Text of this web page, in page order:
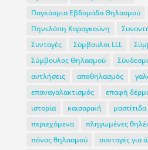
Παγκόσμια Εβδομάδα Θηλασμού
Πηνελόπη Καραγκούνη
Συνταγές
Σύμβουλοι LLL
Σύμβουλος Θηλασμού
αντλήσεις
αποθηλασμός
επαναγαλακτισμός
επαφή
ιστορία
καισαρική μαστίτιδα
περιεχόμενα
πληγωμένες
πόνος θηλασμού
συνταγές για